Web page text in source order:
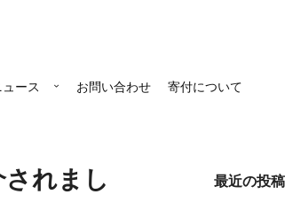
ュース お問い合わせ 寄付について
されまし
最近の投稿